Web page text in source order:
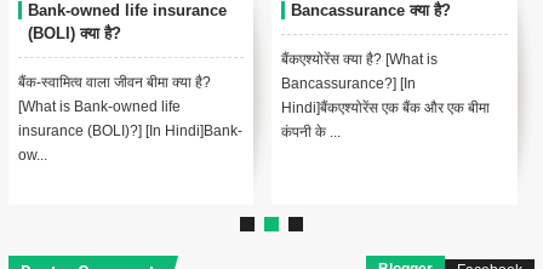
क्या है?
है? [What is
[In
एक बैंक और एक बीमा
Accidental Death Benefits
Insurance क्या है?
आकस्मिक मृत्यु लाभ बीमा क्या है? [What
is Accidental Death Benefits
Insurance? In Hindi]Accidental
नियमित